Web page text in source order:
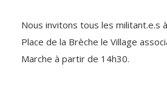
Nous invitons tous les militant.e.s
Place de la Brèche le Village
Marche à partir de 14h30.